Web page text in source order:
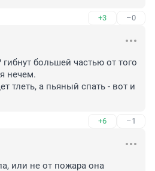
+3 –0
гибнут большей частью от того
нечем.
тлеть, а пьяный спать - вот и
+6 –1
или не от пожара она